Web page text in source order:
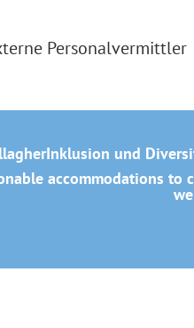
Personalvermittler
Inklusion und
accommodations